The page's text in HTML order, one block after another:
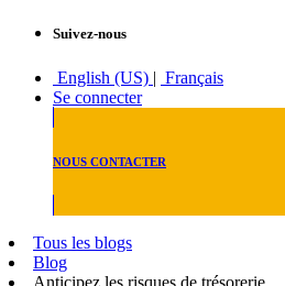
Suivez-nous
English (US) | Français
Se connecter
NOUS CONTACTER
Tous les blogs
Blog
Anticipez les risques de trésorerie